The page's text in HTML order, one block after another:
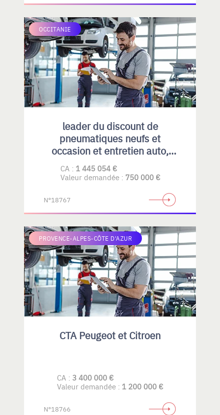
OCCITANIE
leader du discount de
pneumatiques neufs et
occasion et entretien auto,
emplacement idéal et fort
potentiel de développement
CA : 1 445 054 €
Valeur demandée : 750 000 €
N°18767
PROVENCE-ALPES-CÔTE D'AZUR
CTA Peugeot et Citroen
CA : 3 400 000 €
Valeur demandée : 1 200 000 €
N°18766